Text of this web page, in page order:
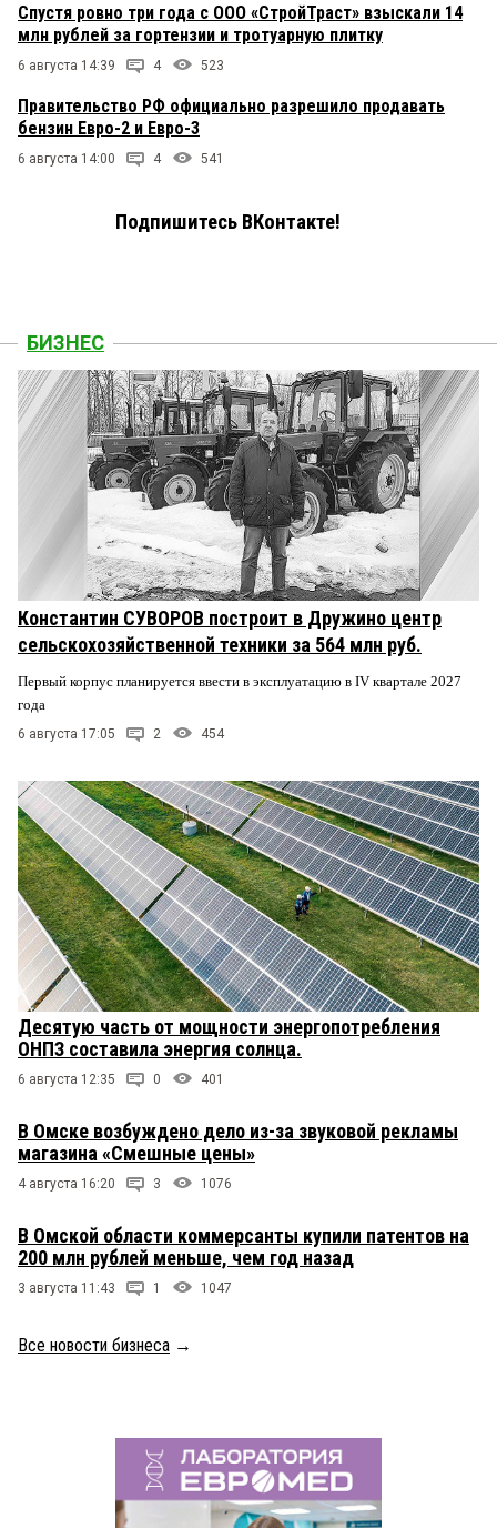
Спустя ровно три года с ООО «СтройТраст» взыскали 14
млн рублей за гортензии и тротуарную плитку
6 августа 14:39 4 523
Правительство РФ официально разрешило продавать
бензин Евро-2 и Евро-3
6 августа 14:00 4 541
Подпишитесь ВКонтакте!
БИЗНЕС
Константин СУВОРОВ построит в Дружино центр
сельскохозяйственной техники за 564 млн руб.
Первый корпус планируется ввести в эксплуатацию в IV квартале 2027
года
6 августа 17:05 2 454
Десятую часть от мощности энергопотребления
ОНПЗ составила энергия солнца.
6 августа 12:35 0 401
В Омске возбуждено дело из-за звуковой рекламы
магазина «Смешные цены»
4 августа 16:20 3 1076
В Омской области коммерсанты купили патентов на
200 млн рублей меньше, чем год назад
3 августа 11:43 1 1047
Все новости бизнеса →